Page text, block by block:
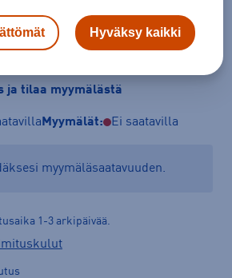
Lisää ostoskoriin
ja tilaa myymälästä
Myymälät: Ei saatavilla
myymäläsaatavuuden.
1-3 arkipäivää.
Hyväksy kaikki